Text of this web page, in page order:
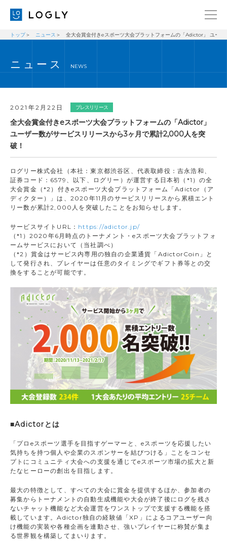
経営理念
ブログ
採用情報
IR
お問い合わせ
トップ ニュース 全大会賞金付きeスポーツ大会プラットフォームの「Adictor」 ユー
ニュース NEWS
2021年2月22日 プレスリリース
全大会賞金付きeスポーツ大会プラットフォームの「Adictor」
ユーザー数がサービスリリースから3ヶ月で累計2,000人を突
破！
ログリー株式会社（本社：東京都渋谷区、代表取締役：吉永浩和、
証券コード：6579、以下、ログリー）が運営する日本初（*1）の全
大会賞金（*2）付きeスポーツ大会プラットフォーム「Adictor（ア
ディクター）」は、2020年11月のサービスリリースから累積エント
リー数が累計2,000人を突破したことをお知らせします。
サービスサイトURL： https://adictor.jp/
（*1）2020年6月時点のトーナメント・eスポーツ大会プラットフォ
ームサービスにおいて（当社調べ）
（*2）賞金はサービス内専用の独自の企業通貨「AdictorCoin」と
して発行され、プレイヤーは任意のタイミングでギフト券等との交
換をすることが可能です。
■Adictorとは
「プロeスポーツ選手を目指すゲーマーと、eスポーツを応援したい
気持ちを持つ個人や企業のスポンサーを結びつける」ことをコンセ
プトにコミュニティ大会への支援を通じてeスポーツ市場の拡大と新
たなヒーローの創出を目指します。
最大の特徴として、すべての大会に賞金を提供するほか、参加者の
募集からトーナメントの自動生成機能や大会が終了後にログを残さ
ないチャット機能など大会運営をワンストップで支援する機能を搭
載しています。Adictor独自の経験値「XP」によるコアユーザー向
け機能の実装や各種企画を連動させ、強いプレイヤーに称賛が集ま
る世界観を構築してまいります。